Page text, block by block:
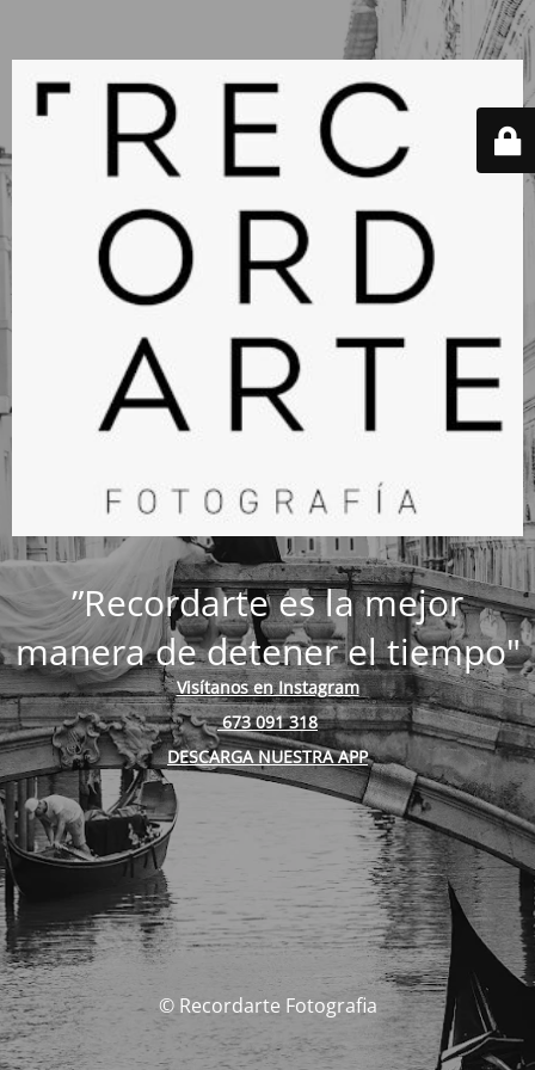
”Recordarte es la mejor
manera de detener el tiempo"
Visítanos en Instagram
673 091 318
DESCARGA NUESTRA APP
© Recordarte Fotografia